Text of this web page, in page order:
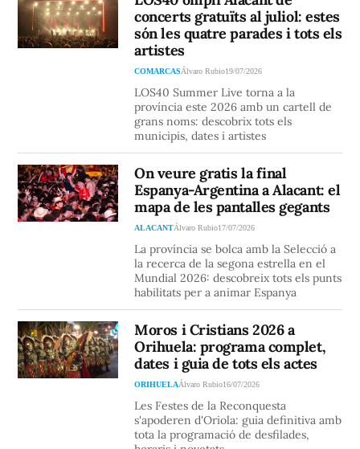
concerts gratuïts al juliol: estes
són les quatre parades i tots els
artistes
COMARCASÁlvaro Rubio19/07/2026
LOS40 Summer Live torna a la
província este 2026 amb un cartell de
grans noms: descobrix tots els
municipis, dates i artistes
On veure gratis la final
Espanya-Argentina a Alacant: el
mapa de les pantalles gegants
ALACANTÁlvaro Rubio17/07/2026
La província se bolca amb la Selecció a
la recerca de la segona estrella en el
Mundial 2026: descobreix tots els punts
habilitats per a animar Espanya
Moros i Cristians 2026 a
Orihuela: programa complet,
dates i guia de tots els actes
ORIHUELAÁlvaro Rubio16/07/2026
Les Festes de la Reconquesta
s'apoderen d'Oriola: guia definitiva amb
tota la programació de desfilades,